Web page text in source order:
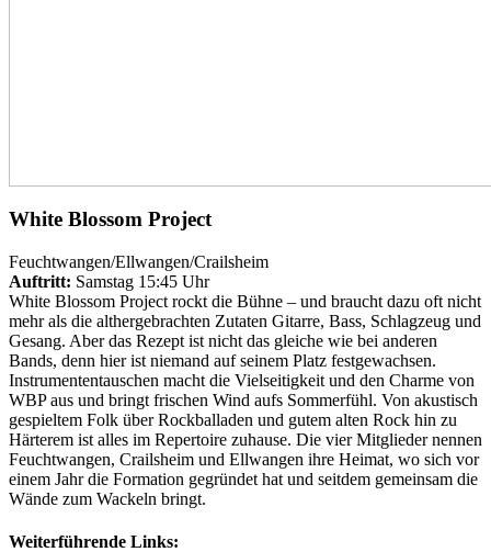
White Blossom Project
Feuchtwangen/Ellwangen/Crailsheim
Auftritt: Samstag 15:45 Uhr
White Blossom Project rockt die Bühne – und braucht dazu oft nicht
mehr als die althergebrachten Zutaten Gitarre, Bass, Schlagzeug und
Gesang. Aber das Rezept ist nicht das gleiche wie bei anderen
Bands, denn hier ist niemand auf seinem Platz festgewachsen.
Instrumententauschen macht die Vielseitigkeit und den Charme von
WBP aus und bringt frischen Wind aufs Sommerfühl. Von akustisch
gespieltem Folk über Rockballaden und gutem alten Rock hin zu
Härterem ist alles im Repertoire zuhause. Die vier Mitglieder nennen
Feuchtwangen, Crailsheim und Ellwangen ihre Heimat, wo sich vor
einem Jahr die Formation gegründet hat und seitdem gemeinsam die
Wände zum Wackeln bringt.
Weiterführende Links: